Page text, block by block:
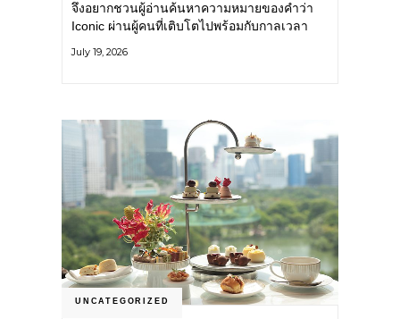
จึงอยากชวนผู้อ่านค้นหาความหมายของคำว่า
Iconic ผ่านผู้คนที่เติบโตไปพร้อมกับกาลเวลา
คือ มาริโอ้ เมาเร่อ
July 19, 2026
UNCATEGORIZED